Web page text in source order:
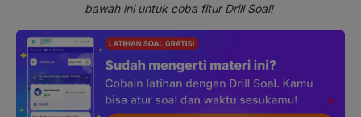
bawah ini untuk coba fitur Drill Soal!